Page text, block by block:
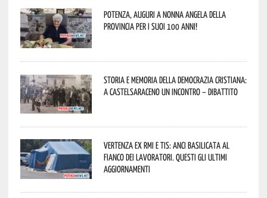
Potenza, auguri a nonna Angela della
provincia per i suoi 100 anni!
Storia e memoria della Democrazia Cristiana:
a Castelsaraceno un incontro – dibattito
Vertenza ex RMI e TIS: ANCI Basilicata al
fianco dei lavoratori. Questi gli ultimi
aggiornamenti